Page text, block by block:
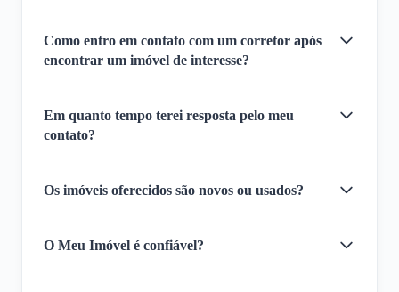
Como entro em contato com um corretor após
encontrar um imóvel de interesse?
Em quanto tempo terei resposta pelo meu
contato?
Os imóveis oferecidos são novos ou usados?
O Meu Imóvel é confiável?